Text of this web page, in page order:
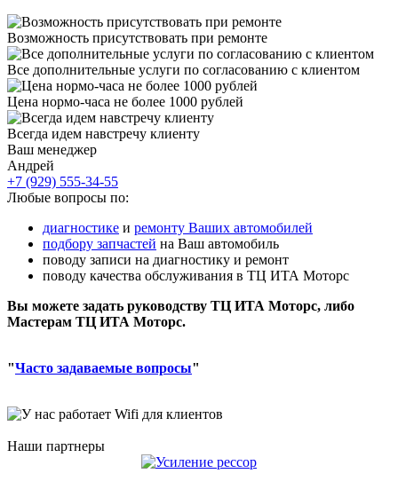
Возможность присутствовать при ремонте
Все дополнительные услуги по согласованию с клиентом
Цена нормо-часа не более 1000 рублей
Всегда идем навстречу клиенту
Ваш менеджер
Андрей
+7 (929) 555-34-55
Любые вопросы по:
диагностике и ремонту Ваших автомобилей
подбору запчастей на Ваш автомобиль
поводу записи на диагностику и ремонт
поводу качества обслуживания в ТЦ ИТА Моторс
Вы можете задать руководству ТЦ ИТА Моторс, либо
Мастерам ТЦ ИТА Моторс.
"Часто задаваемые вопросы"
Наши партнеры